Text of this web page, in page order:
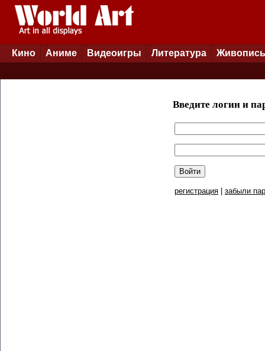
Кино Аниме Видеоигры Литература Живопись
Введите логин и
регистрация забыли